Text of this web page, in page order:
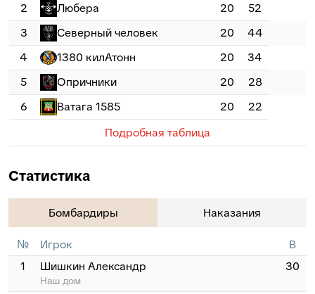
2
Любера 20
52
3
Северный человек 20
44
4
1380 килАтонн 20
34
5
Опричники 20
28
6
Ватага 1585 20
22
Подробная таблица
Статистика
Бомбардиры Наказания
№ Игрок
В
1
Шишкин Александр
Наш дом
30